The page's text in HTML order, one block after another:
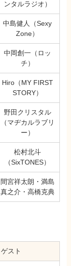
ンタルラジオ）
中島健人（Sexy
Zone）
中岡創一（ロッ
チ）
Hiro（MY FIRST
STORY）
野田クリスタル
（マヂカルラブリ
ー）
松村北斗
（SixTONES）
間宮祥太朗・満島
真之介・高橋克典
ゲスト